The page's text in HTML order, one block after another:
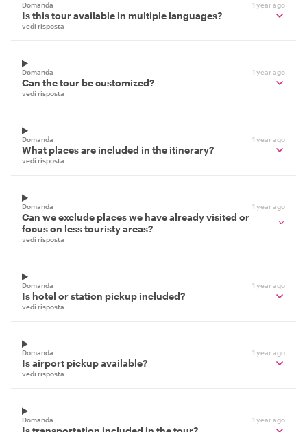
Domanda 1 year ago
Is this tour available in multiple languages?
vedi risposta
Domanda 1 year ago
Can the tour be customized?
vedi risposta
Domanda 1 year ago
What places are included in the itinerary?
vedi risposta
Domanda 1 year ago
Can we exclude places we have already visited or
focus on less touristy areas?
vedi risposta
Domanda 1 year ago
Is hotel or station pickup included?
vedi risposta
Domanda 1 year ago
Is airport pickup available?
vedi risposta
Domanda 1 year ago